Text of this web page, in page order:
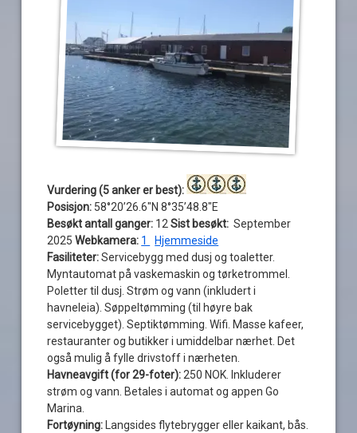
Vurdering (5 anker er best):
Posisjon: 58°20’26.6″N 8°35’48.8″E
Besøkt antall ganger: 12Sist besøkt: September
2025Webkamera: 1
Hjemmeside
Fasiliteter:Servicebygg med dusj og toaletter.
Myntautomat på vaskemaskin og tørketrommel.
Poletter til dusj. Strøm og vann (inkludert i
havneleia). Søppeltømming (til høyre bak
servicebygget). Septiktømming. Wifi. Masse kafeer,
restauranter og butikker i umiddelbar nærhet. Det
også mulig å fylle drivstoff i nærheten.
Havneavgift (for 29-foter): 250 NOK. Inkluderer
strøm og vann. Betales i automat og appen Go
Marina.
Fortøyning: Langsides flytebrygger eller kaikant, bås.